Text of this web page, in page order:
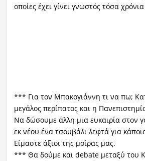
οποίες έχει γίνει γνωστός τόσα
*** Για τον Μπακογιάννη τι να πω;
μεγάλος περίπατος και η
Να δώσουμε άλλη μια ευκαιρία στον
εκ νέου ένα τσουβάλι λεφτά για
Είμαστε άξιοι της μοίρας μας.
*** Θα δούμε και debate μεταξύ του